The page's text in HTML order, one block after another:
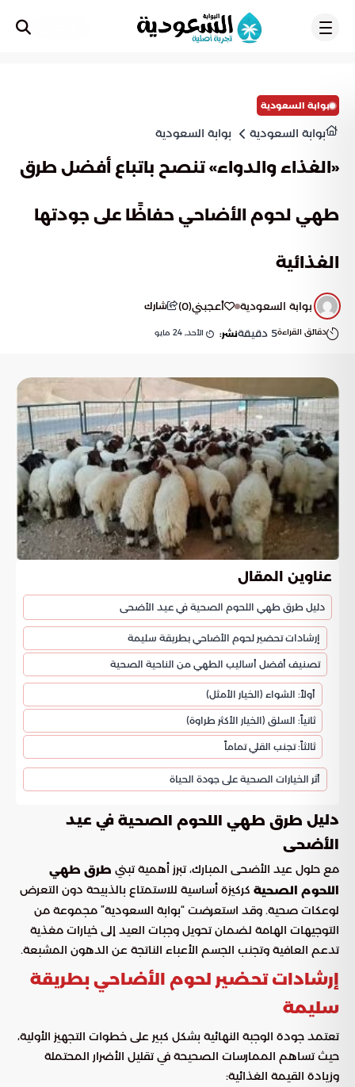
بوابة السعودية
بوابة السعودية بوابة السعودية
«الغذاء والدواء» تنصح باتباع أفضل طرق
طهي لحوم الأضاحي حفاظًا على جودتها
الغذائية
بوابة السعودية أعجبني(
0
) شارك
دقائق القراءة5 دقيقةنشر: الأحد, 24 مايو
عناوين المقال
دليل طرق طهي اللحوم الصحية في عيد الأضحى
إرشادات تحضير لحوم الأضاحي بطريقة سليمة
تصنيف أفضل أساليب الطهي من الناحية الصحية
أولاً: الشواء (الخيار الأمثل)
ثانياً: السلق (الخيار الأكثر طراوة)
ثالثاً: تجنب القلي تماماً
أثر الخيارات الصحية على جودة الحياة
دليل طرق طهي اللحوم الصحية في عيد
الأضحى
مع حلول عيد الأضحى المبارك، تبرز أهمية تبني طرق طهي
اللحوم الصحية كركيزة أساسية للاستمتاع بالذبيحة دون التعرض
لوعكات صحية. وقد استعرضت “بوابة السعودية” مجموعة من
التوجيهات الهامة لضمان تحويل وجبات العيد إلى خيارات مغذية
تدعم العافية وتجنب الجسم الأعباء الناتجة عن الدهون المشبعة.
إرشادات تحضير لحوم الأضاحي بطريقة
سليمة
تعتمد جودة الوجبة النهائية بشكل كبير على خطوات التجهيز الأولية،
حيث تساهم الممارسات الصحيحة في تقليل الأضرار المحتملة
وزيادة القيمة الغذائية: